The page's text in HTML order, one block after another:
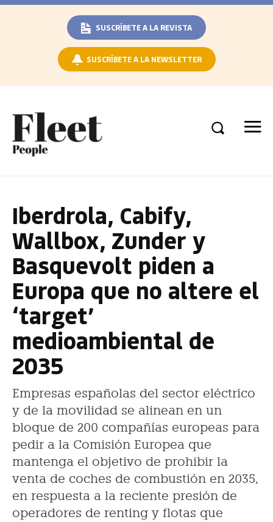
SUSCRÍBETE A LA REVISTA
SUSCRÍBETE A LA NEWSLETTER
Iberdrola, Cabify,
Wallbox, Zunder y
Basquevolt piden a
Europa que no altere el
‘target’
medioambiental de
2035
Empresas españolas del sector eléctrico
y de la movilidad se alinean en un
bloque de 200 compañías europeas para
pedir a la Comisión Europea que
mantenga el objetivo de prohibir la
venta de coches de combustión en 2035,
en respuesta a la reciente presión de
operadores de renting y flotas que